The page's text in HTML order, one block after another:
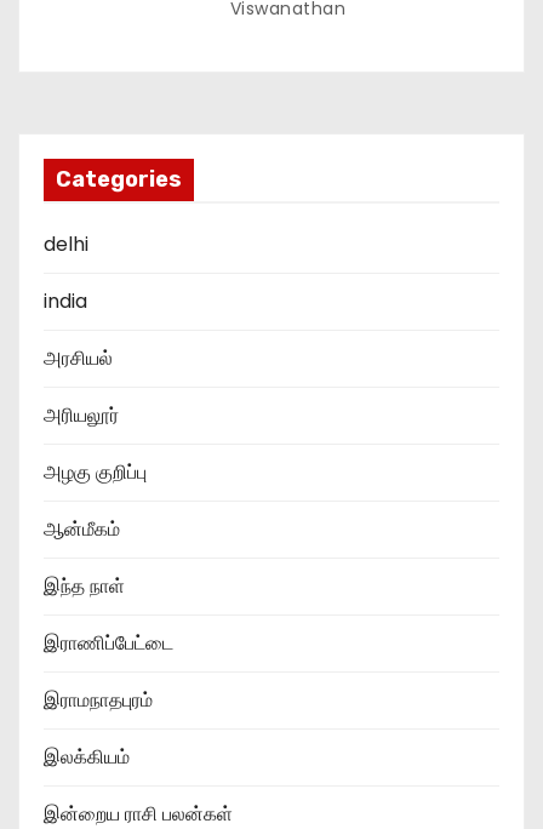
Viswanathan
Categories
delhi
india
அரசியல்
அரியலூர்
அழகு குறிப்பு
ஆன்மீகம்
இந்த நாள்
இராணிப்பேட்டை
இராமநாதபுரம்
இலக்கியம்
இன்றைய ராசி பலன்கள்